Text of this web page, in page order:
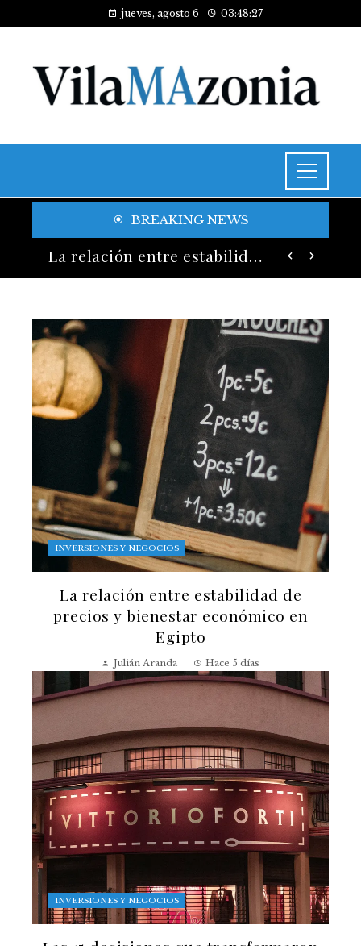
jueves, agosto 6 03:48:29
BREAKING NEWS
Indicadores clave y buenas prácticas en RSE para fomentar diversidad y compras responsables en Estados Unidos
INVERSIONES Y NEGOCIOS
La relación entre estabilidad de
precios y bienestar económico en
Egipto
Julián Aranda Hace 5 días
INVERSIONES Y NEGOCIOS